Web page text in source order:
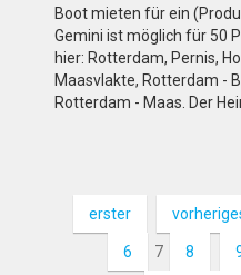
Boot mieten für ein
Gemini ist möglich für 50
hier: Rotterdam, Pernis,
Maasvlakte, Rotterdam -
Rotterdam - Maas. Der
erster
6 7 8